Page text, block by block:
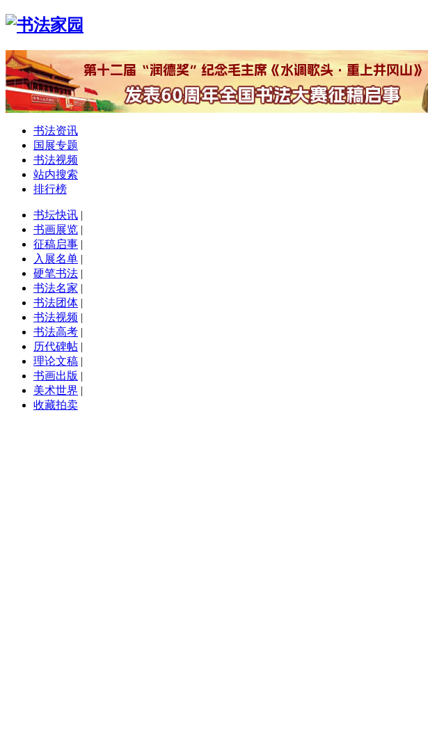
书法资讯
国展专题
书法视频
站内搜索
排行榜
书坛快讯 |
书画展览 |
征稿启事 |
入展名单 |
硬笔书法 |
书法名家 |
书法团体 |
书法视频 |
书法高考 |
历代碑帖 |
理论文稿 |
书画出版 |
美术世界 |
收藏拍卖